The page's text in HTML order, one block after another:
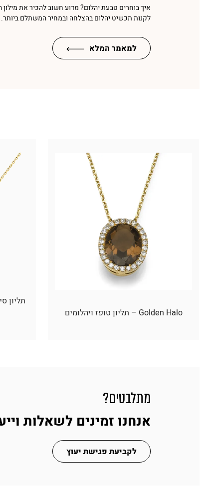
איך בוחרים טבעת יהלום? מדוע חשוב להכיר את
לקנות תכשיט יהלום בהצלחה ובמחיר המשתלם ביותר.
למאמר המלא
Golden Halo – תליון טופז ויהלומים
מתלבטים?
אנחנו זמינים לשאלות
לקביעת פגישת יעוץ